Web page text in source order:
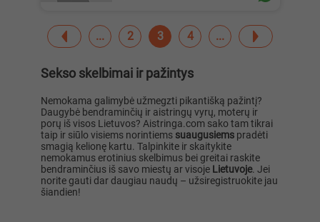
2 3 4
Sekso skelbimai ir pažintys
Nemokama galimybė užmegzti pikantišką pažintį?
Daugybė bendraminčių ir aistringų vyrų, moterų ir
porų iš visos Lietuvos? Aistringa.com sako tam tikrai
taip ir siūlo visiems norintiems suaugusiemspradėti
smagią kelionę kartu. Talpinkite ir skaitykite
nemokamus erotinius skelbimus bei greitai raskite
bendraminčius iš savo miestų ar visoje Lietuvoje. Jei
norite gauti dar daugiau naudų – užsiregistruokite jau
šiandien!